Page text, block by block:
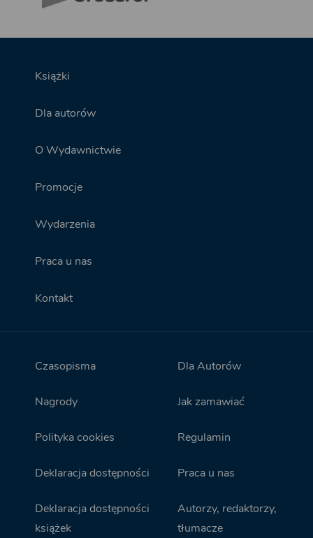
Książki
Dla autorów
O Wydawnictwie
Promocje
Wydarzenia
Praca u nas
Kontakt
Czasopisma Dla Autorów
Nagrody Jak zamawiać
Polityka cookies Regulamin
Deklaracja dostępności Praca u nas
Deklaracja dostępności
książek
Autorzy, redaktorzy,
tłumacze